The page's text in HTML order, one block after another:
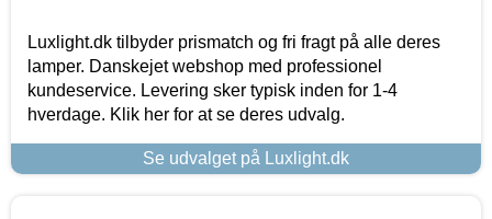
Luxlight.dk tilbyder prismatch og fri fragt på alle deres
lamper. Danskejet webshop med professionel
kundeservice. Levering sker typisk inden for 1-4
hverdage. Klik her for at se deres udvalg.
Se udvalget på Luxlight.dk